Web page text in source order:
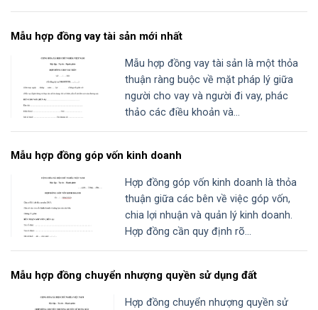
Mẫu hợp đồng vay tài sản mới nhất
Mẫu hợp đồng vay tài sản là một thỏa
thuận ràng buộc về mặt pháp lý giữa
người cho vay và người đi vay, phác
thảo các điều khoản và...
Mẫu hợp đồng góp vốn kinh doanh
Hợp đồng góp vốn kinh doanh là thỏa
thuận giữa các bên về việc góp vốn,
chia lợi nhuận và quản lý kinh doanh.
Hợp đồng cần quy định rõ...
Mẫu hợp đồng chuyển nhượng quyền sử dụng đất
Hợp đồng chuyển nhượng quyền sử